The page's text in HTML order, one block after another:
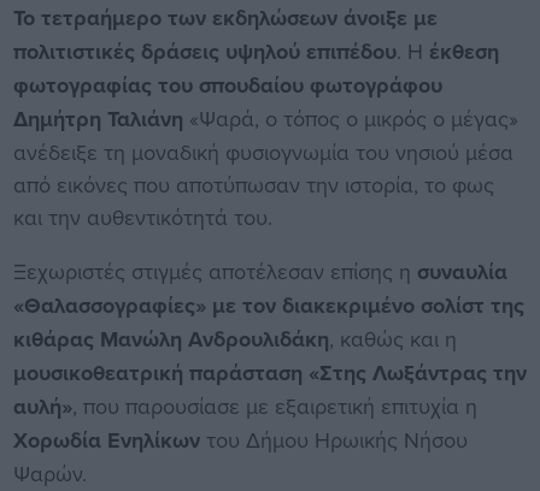
Το τετραήμερο των εκδηλώσεων άνοιξε με
πολιτιστικές δράσεις υψηλού επιπέδου. Η έκθεση
φωτογραφίας του σπουδαίου φωτογράφου
Δημήτρη Ταλιάνη «Ψαρά, ο τόπος ο μικρός ο μέγας»
ανέδειξε τη μοναδική φυσιογνωμία του νησιού μέσα
από εικόνες που αποτύπωσαν την ιστορία, το φως
και την αυθεντικότητά του.
Ξεχωριστές στιγμές αποτέλεσαν επίσης η συναυλία
«Θαλασσογραφίες» με τον διακεκριμένο σολίστ της
κιθάρας Μανώλη Ανδρουλιδάκη, καθώς και η
μουσικοθεατρική παράσταση «Στης Λωξάντρας την
αυλή», που παρουσίασε με εξαιρετική επιτυχία η
Χορωδία Ενηλίκωντου Δήμου Ηρωικής Νήσου
Ψαρών.